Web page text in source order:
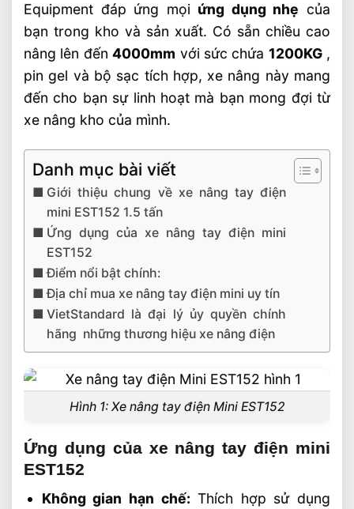
Equipment đáp ứng mọi ứng dụng nhẹ của
bạn trong kho và sản xuất. Có sẵn chiều cao
nâng lên đến4000mm với sức chứa 1200KG,
pin gel và bộ sạc tích hợp, xe nâng này mang
đến cho bạn sự linh hoạt mà bạn mong đợi từ
xe nâng kho của mình.
Danh mục bài viết
Giới thiệu chung về xe nâng tay điện
mini EST152 1.5 tấn
Ứng dụng của xe nâng tay điện mini
EST152
Điểm nổi bật chính:
Địa chỉ mua xe nâng tay điện mini uy tín
VietStandard là đại lý ủy quyền chính
hãng những thương hiệu xe nâng điện
Hình 1: Xe nâng tay điện Mini EST152
Ứng dụng của xe nâng tay điện mini
EST152
Không gian hạn chế: Thích hợp sử dụng